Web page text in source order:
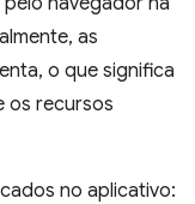
as
o que significa
os recursos
no aplicativo: